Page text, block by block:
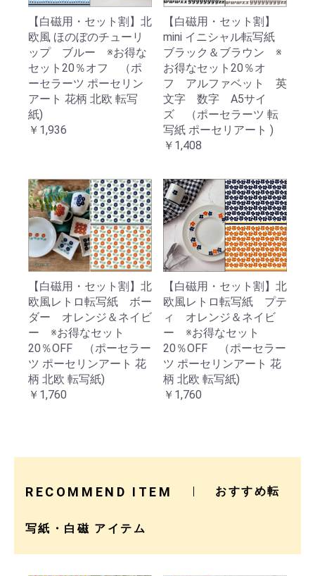
【白磁用・セット割】北
欧風 ほのぼのチューリ
ップ ブルー ※お得な
セット20％オフ （ポ
ーセラーツ ポーセリン
アート 花柄 北欧 転写
紙)
￥1,936
【白磁用・セット割】
mini イニシャル転写紙
ブラック＆ブラウン ※
お得なセット20％オ
フ アルファベット 英
文字 数字 A5サイ
ズ （ポーセラーツ 転
写紙 ポーセリアート )
￥1,408
【白磁用・セット割】北
欧風レトロ転写紙 ボー
ダー オレンジ＆ネイビ
ー ※お得なセット
20％OFF （ポーセラー
ツ ポーセリンアート 花
柄 北欧 転写紙)
￥1,760
【白磁用・セット割】北
欧風レトロ転写紙 プテ
ィ オレンジ＆ネイビ
ー ※お得なセット
20％OFF （ポーセラー
ツ ポーセリンアート 花
柄 北欧 転写紙)
￥1,760
RECOMMEND ITEM おすすめ転
写紙・白磁 アイテム